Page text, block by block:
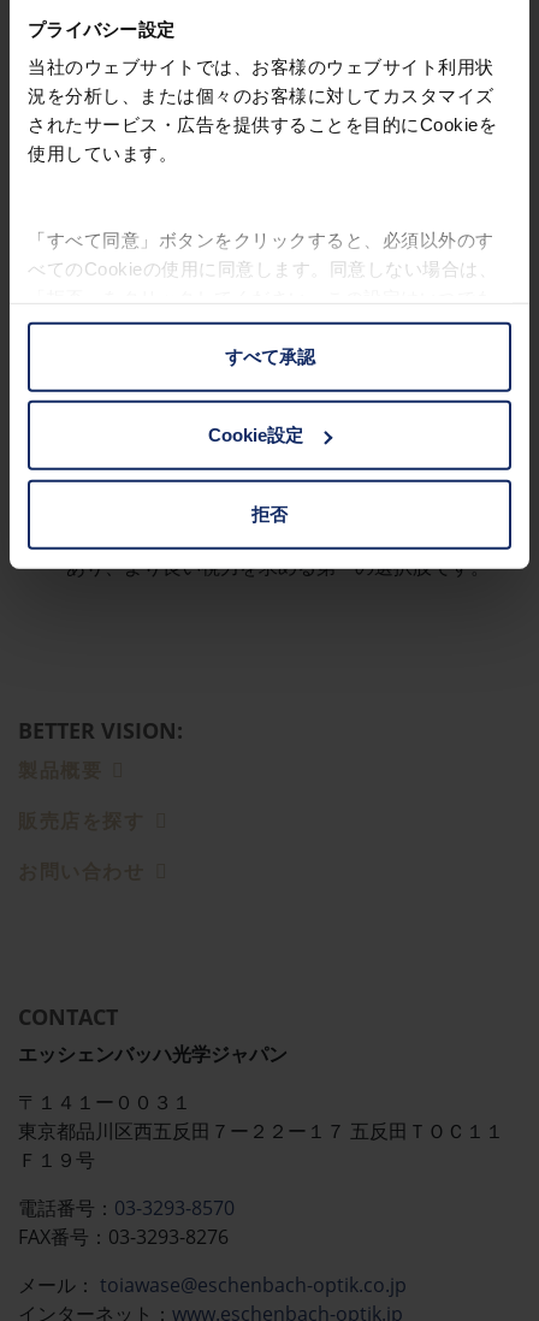
プライバシー設定
当社のウェブサイトでは、お客様のウェブサイト利用状
況を分析し、または個々のお客様に対してカスタマイズ
されたサービス・広告を提供することを目的にCookieを
使用しています。
「すべて同意」ボタンをクリックすると、必須以外のす
べてのCookieの使用に同意します。同意しない場合は、
変更することができます。
お客様の権利に関する詳細は、プライバシーポリシー|
すべて承認
Cookie設定
拒否
STAY INFORMED:
当社のSNSもご覧ください。
WHY ESCHENBACH?
エッシェンバッハは、世界中で視覚補助具を提供し
エッシェンバッハのルーペは、「Made In
Germany」です。
あり、より良い視力を求める第一の選択肢です。
BETTER VISION:
CONTACT
エッシェンバッハ光学ジャパン
〒１４１ー００３１
東京都品川区西五反田７ー２２ー１７ 五反田ＴＯＣ１１
Ｆ１９号
電話番号： 03-3293-8570
FAX番号：03-3293-8276
メール：​​​​ toiawase@eschenbach-optik.co.jp
インターネット： www.eschenbach-optik.jp